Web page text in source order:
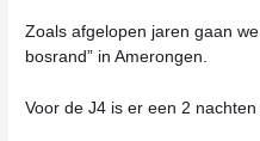
Zoals afgelopen jaren gaan
bosrand” in Amerongen.
Voor de J4 is er een 2 nachten